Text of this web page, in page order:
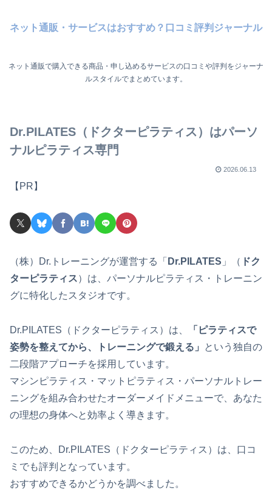
ネット通販・サービスはおすすめ？口コミ評判ジャーナル
ネット通販で購入できる商品・申し込めるサービスの口コミや評判をジャーナ
ルスタイルでまとめています。
Dr.PILATES（ドクターピラティス）はパーソ
ナルピラティス専門
2026.06.13
【PR】
（株）Dr.トレーニングが運営する「 Dr.PILATES 」（ ドク
ターピラティス）は、パーソナルピラティス・トレーニン
グに特化したスタジオです。
Dr.PILATES（ドクターピラティス）は、
「ピラティスで
姿勢を整えてから、トレーニングで鍛える」
という独自の
二段階アプローチを採用しています。
マシンピラティス・マットピラティス・パーソナルトレー
ニングを組み合わせたオーダーメイドメニューで、あなた
の理想の身体へと効率よく導きます。
このため、Dr.PILATES（ドクターピラティス）は、口コ
ミでも評判となっています。
おすすめできるかどうかを調べました。